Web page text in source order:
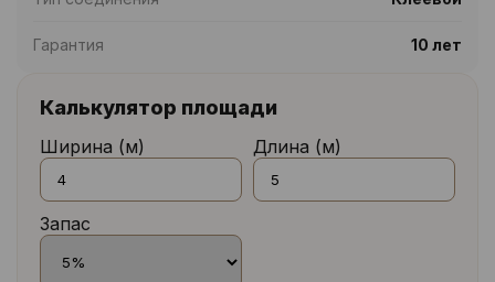
Гарантия 10 лет
Калькулятор площади
Ширина (м) Длина (м)
Запас